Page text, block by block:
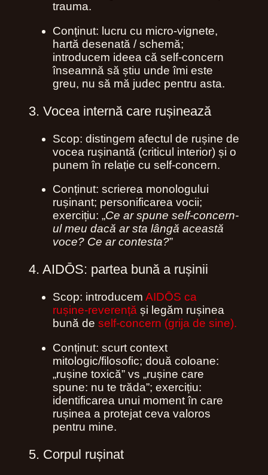
trauma.
Conținut: lucru cu micro‑vignete,
hartă desenată / schemă;
introducem ideea că self‑concern
înseamnă să știu unde îmi este
greu, nu să mă judec pentru asta.
3. Vocea internă care rușinează
Scop: distingem afectul de rușine de
vocea rușinantă (criticul interior) și o
punem în relație cu self‑concern.
Conținut: scrierea monologului
rușinant; personificarea vocii;
exercițiu: „Ce ar spune self‑concern-
ul meu dacă ar sta lângă această
voce? Ce ar contesta?”
4. AIDŌS: partea bună a rușinii
Scop: introducem AIDŌS ca
rușine‑reverență și legăm rușinea
bună de self‑concern (grija de sine).
Conținut: scurt context
mitologic/filosofic; două coloane:
„rușine toxică” vs „rușine care
spune: nu te trăda”; exercițiu:
identificarea unui moment în care
rușinea a protejat ceva valoros
pentru mine.
5. Corpul rușinat